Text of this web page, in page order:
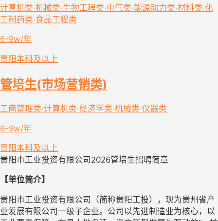
计算机类·机械类·生物工程类·电气类·能源动力类·材料类·化
工制药类·食品工程类
6-9w/年
贵阳本科及以上
管培生(市场营销类)
工商管理类·计算机类·经济学类·机械类·仪器类
6-9w/年
贵阳本科及以上
贵阳市工业投资有限公司 2026管培生招聘简章
【单位简介】
贵阳市工业投资有限公司（简称贵阳工投），现为贵州省产
业发展有限公司一级子企业。 公司以先进制造业为核心，以